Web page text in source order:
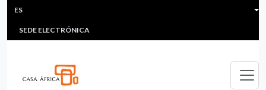
Pasar al contenido principal
HEADER MENU
MULTIMEDIA
SEDE ELECTRÓNICA
ES